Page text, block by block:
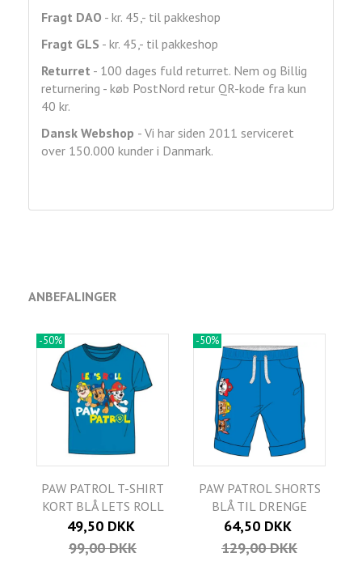
Fragt DAO - kr. 45,- til pakkeshop
Fragt GLS - kr. 45,- til pakkeshop
Returret - 100 dages fuld returret. Nem og Billig
returnering - køb PostNord retur QR-kode fra kun
40 kr.
Dansk Webshop - Vi har siden 2011 serviceret
over 150.000 kunder i Danmark.
ANBEFALINGER
-50%
PAW PATROL T-SHIRT
KORT BLÅ LETS ROLL
49,50 DKK
99,00 DKK
-50%
PAW PATROL SHORTS
BLÅ TIL DRENGE
64,50 DKK
129,00 DKK